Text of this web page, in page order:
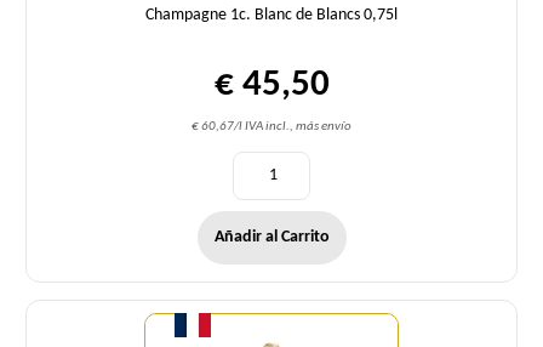
Champagne 1c. Blanc de Blancs 0,75l
€ 45,50
€ 60,67/l IVA incl., más envío
Añadir al Carrito
Cantidad